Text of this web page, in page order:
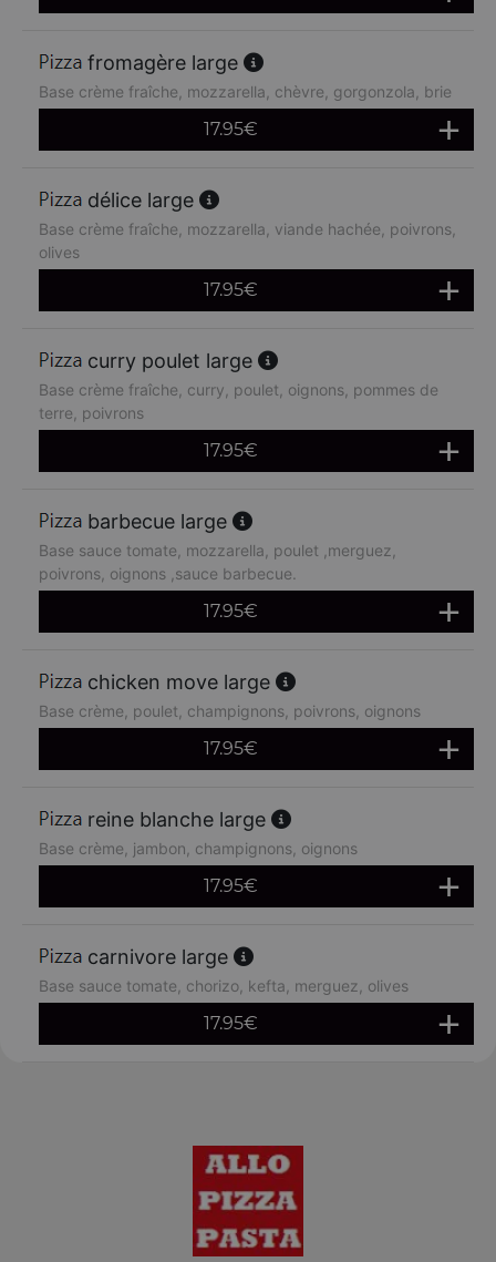
fromagère large
Base crème fraîche, mozzarella, chèvre, gorgonzola, brie
17.95€
délice large
Base crème fraîche, mozzarella, viande hachée, poivrons,
olives
17.95€
curry poulet large
Base crème fraîche, curry, poulet, oignons, pommes de
terre, poivrons
17.95€
barbecue large
Base sauce tomate, mozzarella, poulet ,merguez,
poivrons, oignons ,sauce barbecue.
17.95€
chicken move large
Base crème, poulet, champignons, poivrons, oignons
17.95€
reine blanche large
Base crème, jambon, champignons, oignons
17.95€
carnivore large
Base sauce tomate, chorizo, kefta, merguez, olives
17.95€